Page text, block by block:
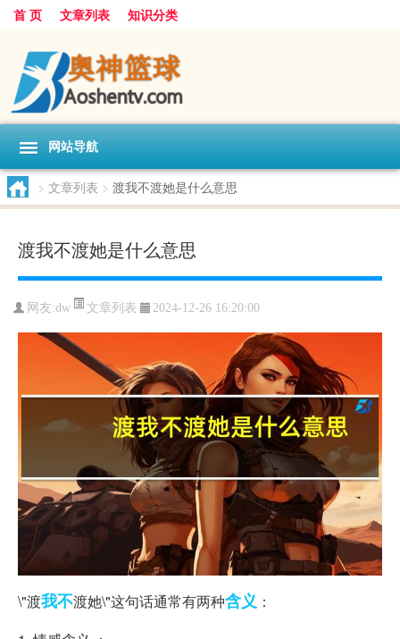
首 页 文章列表 知识分类
网站导航
> 文章列表 > 渡我不渡她是什么意思
渡我不渡她是什么意思
网友:dw 文章列表 2024-12-26 16:20:00
\"渡我不渡她\"这句话通常有两种含义 ：